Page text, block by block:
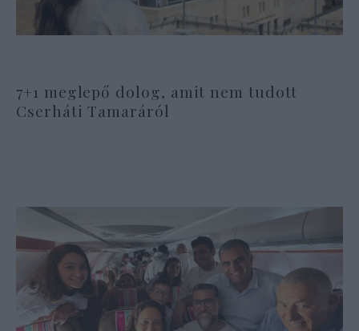
7+1 meglepő dolog, amit nem tudott
Cserháti Tamaráról